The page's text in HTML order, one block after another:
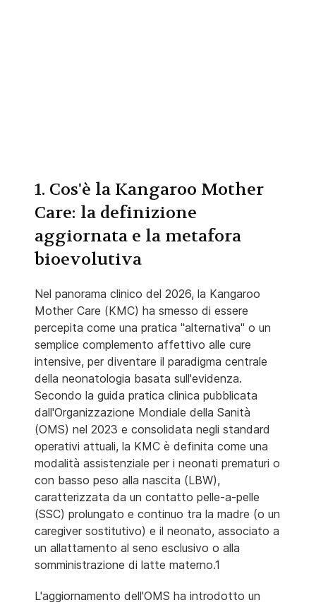
1. Cos'è la Kangaroo Mother
Care: la definizione
aggiornata e la metafora
bioevolutiva
Nel panorama clinico del 2026, la Kangaroo
Mother Care (KMC) ha smesso di essere
percepita come una pratica "alternativa" o un
semplice complemento affettivo alle cure
intensive, per diventare il paradigma centrale
della neonatologia basata sull'evidenza.
Secondo la guida pratica clinica pubblicata
dall'Organizzazione Mondiale della Sanità
(OMS) nel 2023 e consolidata negli standard
operativi attuali, la KMC è definita come una
modalità assistenziale per i neonati prematuri o
con basso peso alla nascita (LBW),
caratterizzata da un contatto pelle-a-pelle
(SSC) prolungato e continuo tra la madre (o un
caregiver sostitutivo) e il neonato, associato a
un allattamento al seno esclusivo o alla
somministrazione di latte materno.1
L'aggiornamento dell'OMS ha introdotto un